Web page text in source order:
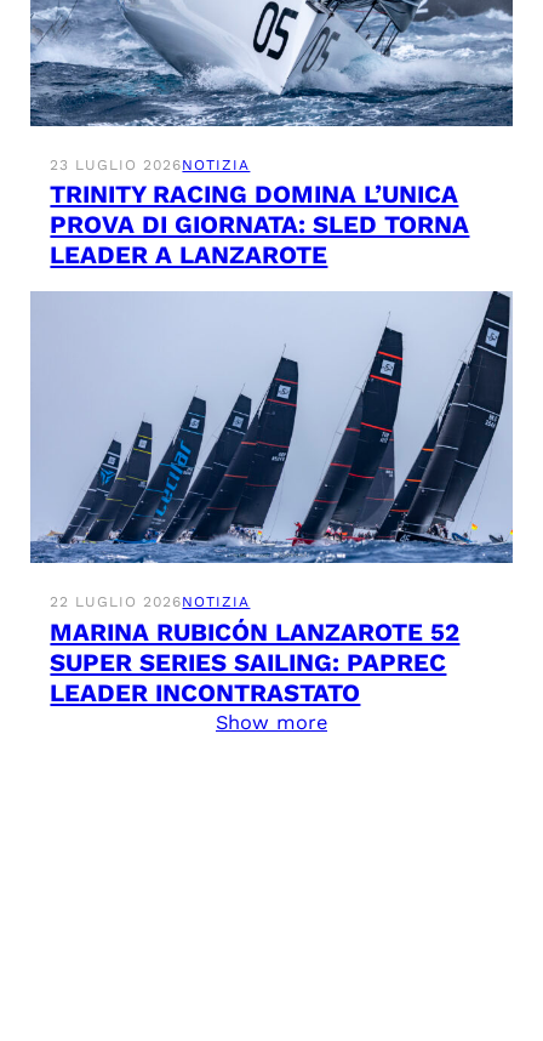
23 LUGLIO 2026NOTIZIA
TRINITY RACING DOMINA L’UNICA
PROVA DI GIORNATA: SLED TORNA
LEADER A LANZAROTE
22 LUGLIO 2026NOTIZIA
MARINA RUBICÓN LANZAROTE 52
SUPER SERIES SAILING: PAPREC
LEADER INCONTRASTATO
Show more